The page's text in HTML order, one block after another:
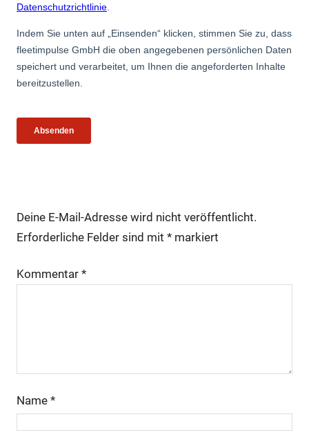
Deine E-Mail-Adresse wird nicht veröffentlicht.
Erforderliche Felder sind mit *markiert
Kommentar *
Name *